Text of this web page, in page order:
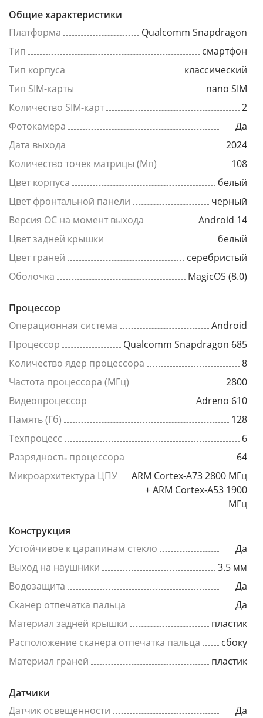
Общие характеристики
Платформа
Qualcomm Snapdragon
Тип
смартфон
Тип корпуса
классический
Тип SIM-карты
nano SIM
Количество SIM-карт
2
Фотокамера
Да
Дата выхода
2024
Количество точек матрицы (Мп)
108
Цвет корпуса
белый
Цвет фронтальной панели
черный
Версия ОС на момент выхода
Android 14
Цвет задней крышки
белый
Цвет граней
серебристый
Оболочка
MagicOS (8.0)
Процессор
Операционная система
Android
Процессор
Qualcomm Snapdragon 685
Количество ядер процессора
8
Частота процессора (МГц)
2800
Видеопроцессор
Adreno 610
Память (Гб)
128
Техпроцесс
6
Разрядность процессора
64
Микроархитектура ЦПУ
ARM Cortex-A73 2800 МГц
+ ARM Cortex-A53 1900
МГц
Конструкция
Устойчивое к царапинам стекло
Да
Выход на наушники
3.5 мм
Водозащита
Да
Сканер отпечатка пальца
Да
Материал задней крышки
пластик
Расположение сканера отпечатка пальца
сбоку
Материал граней
пластик
Датчики
Датчик освещенности
Да